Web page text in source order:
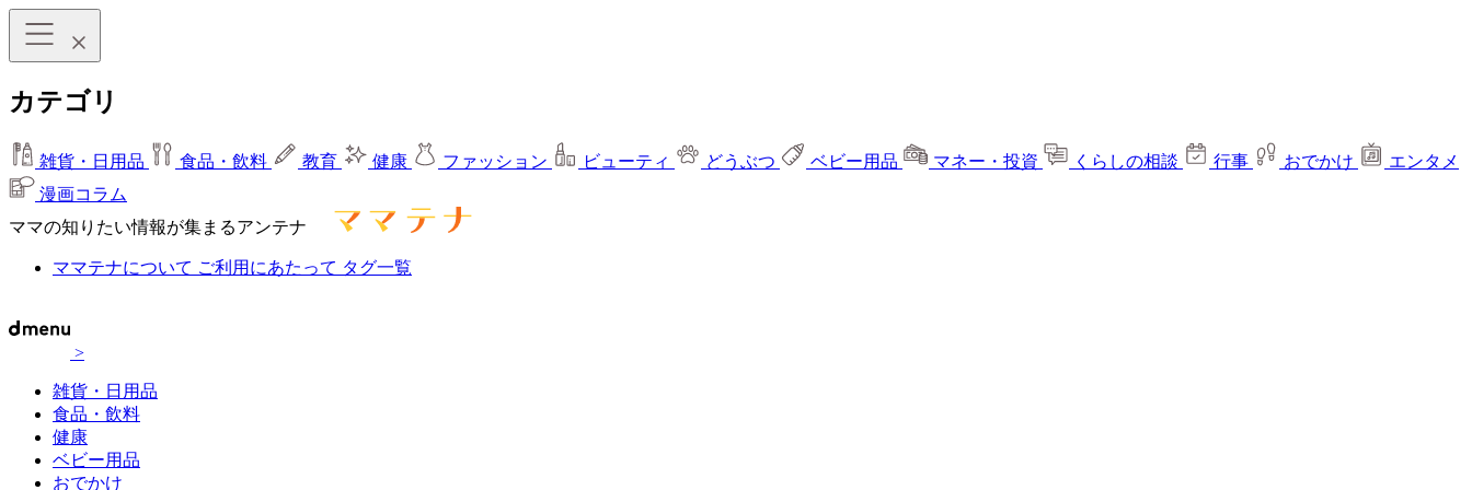
カテゴリ
雑貨・日用品 食品・飲料 教育 健康 ファッション ビューティ どうぶつ ベビー用品 マネー・投資 くらしの相談 行事 おでかけ
エンタメ
漫画コラム
ママの知りたい情報が集まるアンテナ
ママテナについて ご利用にあたって タグ一覧
>
雑貨・日用品
食品・飲料
健康
ベビー用品
おでかけ